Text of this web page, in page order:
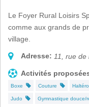
Le Foyer Rural Loisirs
comme aux grands de
village.
Adresse: 11, rue de
Activités
Boxe Couture
Judo Gymnastique douce/